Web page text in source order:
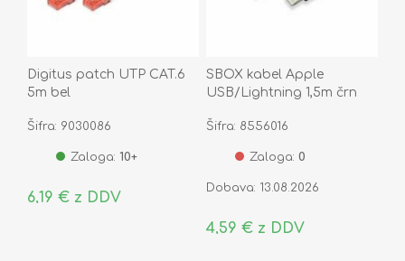
Digitus patch UTP CAT.6
5m bel
Šifra: 9030086
Zaloga: 10+
6,19 € z DDV
SBOX kabel Apple
USB/Lightning 1,5m črn
Šifra: 8556016
Zaloga: 0
Dobava: 13.08.2026
4,59 € z DDV